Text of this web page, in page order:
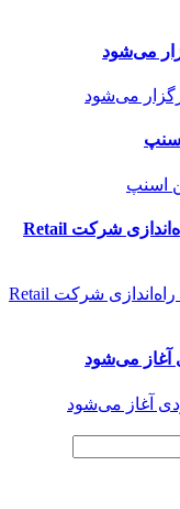
می‌شود
طرح ایده فعالیت خود در بازار عراق را با راه‌اندازی شرکت Retail
آغاز می‌شود